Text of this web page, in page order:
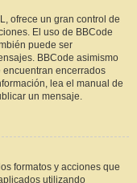
ofrece un gran control de
El uso de BBCode
puede ser
BBCode asimismo
encuentran encerrados
lea el manual de
un mensaje.
formatos y acciones que
utilizando